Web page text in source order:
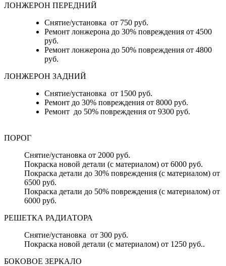
ЛОНЖЕРОН ПЕРЕДНИЙ
Снятие/установка от 750 руб.
Ремонт лонжерона до 30% повреждения от 4500
руб.
Ремонт лонжерона до 50% повреждения от 4800
руб.
ЛОНЖЕРОН ЗАДНИЙ
Снятие/установка от 1500 руб.
Ремонт до 30% повреждения от 8000 руб.
Ремонт до 50% повреждения от 9300 руб.
ПОРОГ
Снятие/установка от 2000 руб.
Покраска новой детали (с материалом) от 6000 руб.
Покраска детали до 30% повреждения (с материалом) от
6500 руб.
Покраска детали до 50% повреждения (с материалом) от
6000 руб.
РЕШЕТКА РАДИАТОРА
Снятие/установка от 300 руб.
Покраска новой детали (с материалом) от 1250 руб..
БОКОВОЕ ЗЕРКАЛО